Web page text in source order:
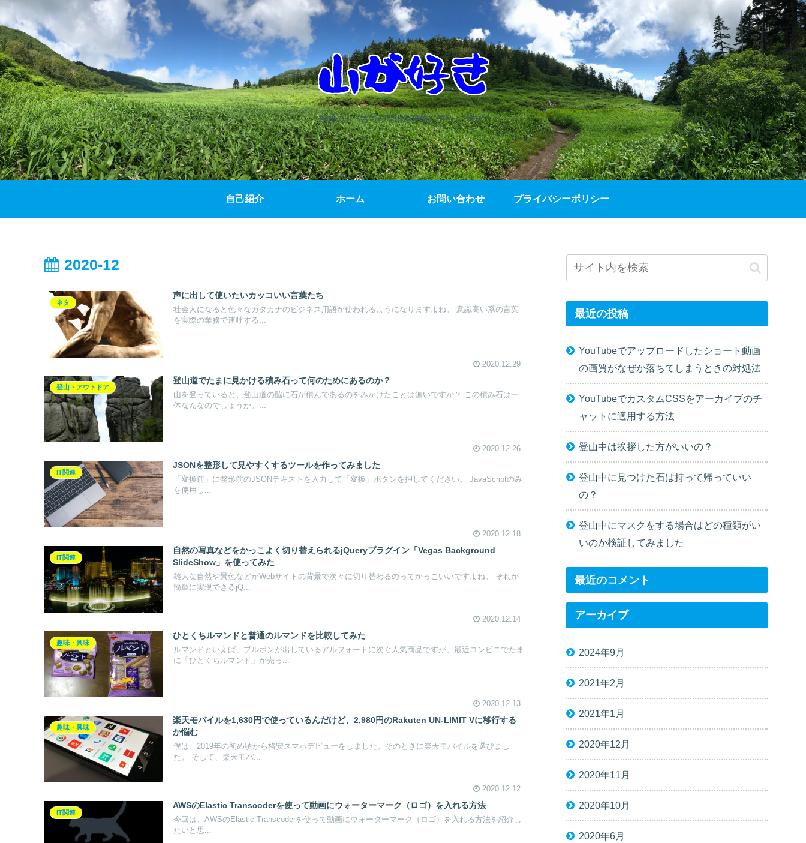
普通のおっさんが登山を攻略していくブログ
自己紹介 ホーム お問い合わせ プライバシーポリシー
2020-12
ネタ
声に出して使いたいカッコいい言葉たち
社会人になると色々なカタカナのビジネス用語が使われるようになりますよね。 意識高い系の言葉
を実際の業務で連呼する...
2020.12.29
登山・アウトドア
登山道でたまに見かける積み石って何のためにあるのか？
山を登っていると、登山道の脇に石が積んであるのをみかけたことは無いですか？ この積み石は一
体なんなのでしょうか。...
2020.12.26
IT関連
JSONを整形して見やすくするツールを作ってみました
「変換前」に整形前のJSONテキストを入力して「変換」ボタンを押してください。 JavaScriptのみ
を使用し...
2020.12.18
IT関連
自然の写真などをかっこよく切り替えられるjQueryプラグイン「Vegas Background
SlideShow」を使ってみた
雄大な自然や景色などがWebサイトの背景で次々に切り替わるのってかっこいいですよね。 それが
簡単に実現できるjQ...
2020.12.14
趣味・興味
ひとくちルマンドと普通のルマンドを比較してみた
ルマンドといえば、ブルボンが出しているアルフォートに次ぐ人気商品ですが、最近コンビニでたま
に「ひとくちルマンド」が売っ...
2020.12.13
趣味・興味
楽天モバイルを1,630円で使っているんだけど、2,980円のRakuten UN-LIMIT Vに移行する
か悩む
僕は、2019年の初め頃から格安スマホデビューをしました。そのときに楽天モバイルを選びまし
た。 そして、楽天モバ...
2020.12.12
IT関連
AWSのElastic Transcoderを使って動画にウォーターマーク（ロゴ）を入れる方法
今回は、AWSのElastic Transcoderを使って動画にウォーターマーク（ロゴ）を入れる方法を紹介し
たいと思...
最近の投稿
YouTubeでアップロードしたショート動画
の画質がなぜか落ちてしまうときの対処法
YouTubeでカスタムCSSをアーカイブのチ
ャットに適用する方法
登山中は挨拶した方がいいの？
登山中に見つけた石は持って帰っていい
の？
登山中にマスクをする場合はどの種類がい
いのか検証してみました
最近のコメント
アーカイブ
2024年9月
2021年2月
2021年1月
2020年12月
2020年11月
2020年10月
2020年6月